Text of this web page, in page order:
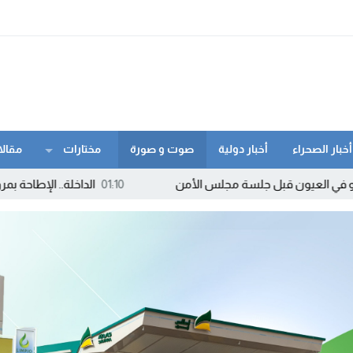
أخبار الصحراء أخبار دولية صوت و صورة مختارات
الداخلة.. الإطاحة بمروج “ماء قبل جلسة مجلس الأمن